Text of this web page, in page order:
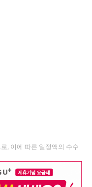
, 이에 따른 일정액의 수수